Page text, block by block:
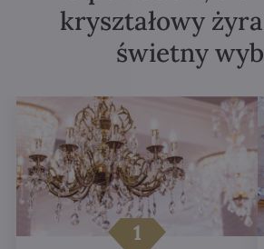
kryształowy
świetny